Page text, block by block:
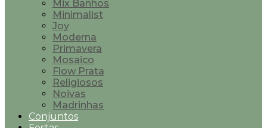
Mix Banhos
Minimalist
Joy
Moderna
Primavera
Mosaico
Flow Prata
Religiosos
Noivas
Madrinhas
Conjuntos